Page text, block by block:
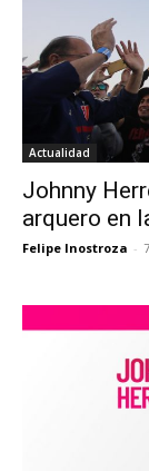
Actualidad
Johnny
arquero en
Felipe Inostroza -